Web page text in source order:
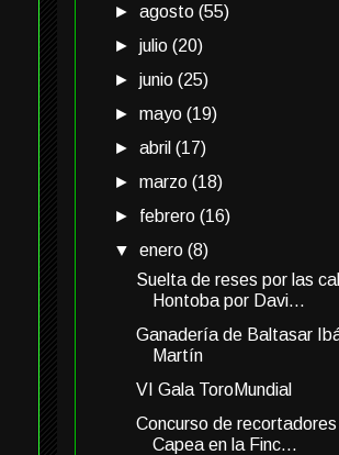
►agosto(55)
►julio(20)
►junio(25)
►mayo(19)
►abril(17)
►marzo(18)
► febrero(16)
▼enero(8)
Suelta de reses por las
Hontoba por Davi...
Ganadería de Baltasar
Martín
VI Gala ToroMundial
Concurso de
Capea en la Finc...